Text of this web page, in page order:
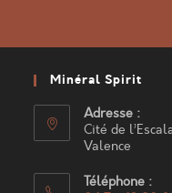
Minéral Spirit
Adresse :
Cité de
Valence
Téléphone :